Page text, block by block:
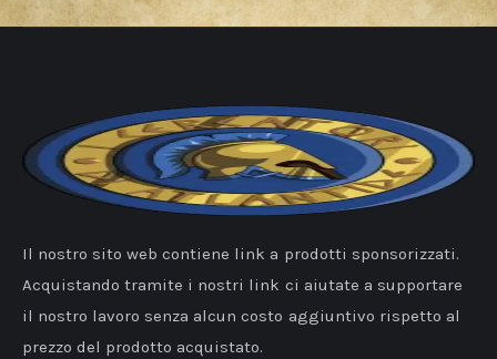
Il nostro sito web contiene link a prodotti sponsorizzati.
Acquistando tramite i nostri link ci aiutate a supportare
il nostro lavoro senza alcun costo aggiuntivo rispetto al
prezzo del prodotto acquistato.